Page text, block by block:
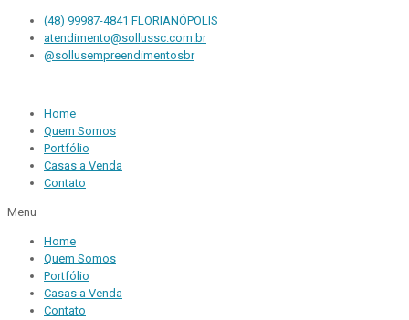
(48) 99987-4841 FLORIANÓPOLIS
atendimento@sollussc.com.br
@sollusempreendimentosbr
Home
Quem Somos
Portfólio
Casas a Venda
Contato
Menu
Home
Quem Somos
Portfólio
Casas a Venda
Contato